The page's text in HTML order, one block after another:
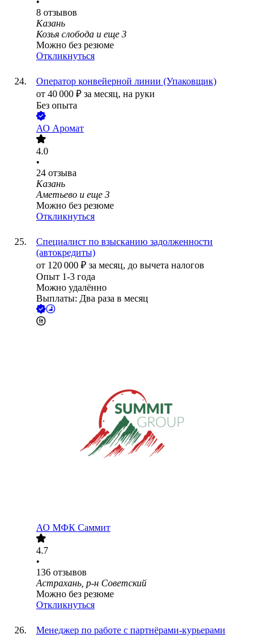
8 отзывов
Казань
Козья слобода и еще 3
Можно без резюме
Откликнуться
Оператор конвейерной линии (Упаковщик)
от 40 000 ₽ за месяц, на руки
Без опыта
АО Аромат
4.0
•
24 отзыва
Казань
Аметьево и еще 3
Можно без резюме
Откликнуться
Специалист по взысканию задолженности
(автокредиты)
от 120 000 ₽ за месяц, до вычета налогов
Опыт 1-3 года
Можно удалённо
Выплаты: Два раза в месяц
АО МФК Саммит
4.7
•
136 отзывов
Астрахань, р-н Советский
Можно без резюме
Откликнуться
Менеджер по работе с партнёрами‑курьерами